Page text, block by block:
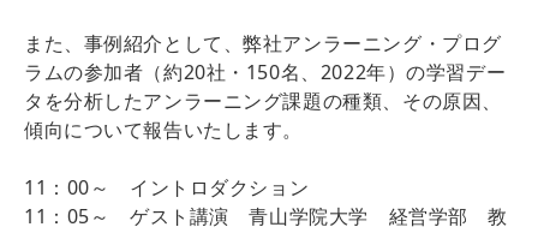
また、事例紹介として、弊社アンラーニング・プログ
ラムの参加者（約20社・150名、2022年）の学習デー
タを分析したアンラーニング課題の種類、その原因、
傾向について報告いたします。
11：00～ イントロダクション
11：05～ ゲスト講演 青山学院大学 経営学部 教